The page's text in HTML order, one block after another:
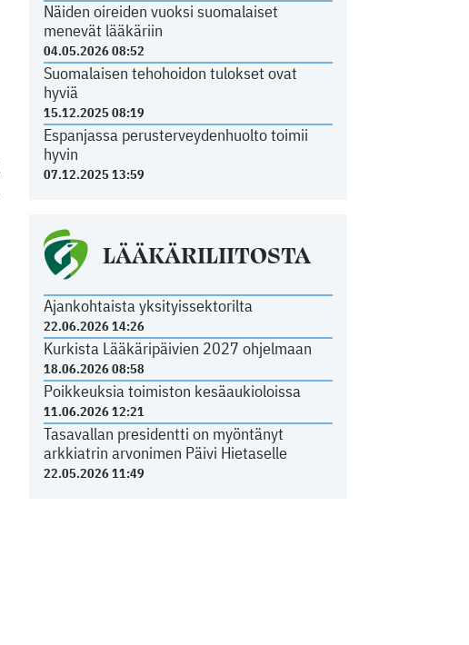
Näiden oireiden vuoksi suomalaiset
menevät lääkäriin
04.05.2026 08:52
Suomalaisen tehohoidon tulokset ovat
hyviä
15.12.2025 08:19
Espanjassa perusterveydenhuolto toimii
hyvin
07.12.2025 13:59
LÄÄKÄRILIITOSTA
Ajankohtaista yksityissektorilta
22.06.2026 14:26
Kurkista Lääkäripäivien 2027 ohjelmaan
18.06.2026 08:58
Poikkeuksia toimiston kesäaukioloissa
11.06.2026 12:21
Tasavallan presidentti on myöntänyt
arkkiatrin arvonimen Päivi Hietaselle
22.05.2026 11:49